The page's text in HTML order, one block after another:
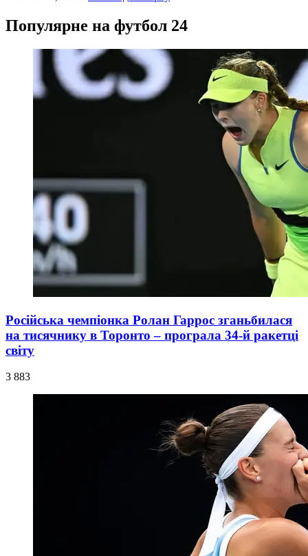
Популярне на футбол 24
Російська чемпіонка Ролан Гаррос зганьбилася
на тисячнику в Торонто – програла 34-й ракетці
світу
3 883